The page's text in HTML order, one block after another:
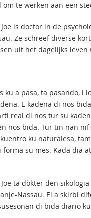
om te werken aan een
Joe is doctor in de
Ze schreef diverse
uit het dagelijks
ku a pasa, ta pasando, i
E kadena di nos
real di nos tur su
nos bida. Tur tin nan
ku naturalesa,
forma su mes. Kada dia
Joe ta dòkter den
Nassau. El a skirbi
di bida diario